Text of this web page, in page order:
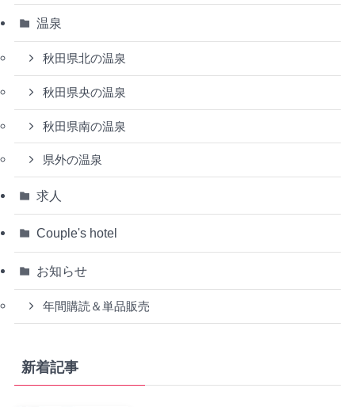
温泉
秋田県北の温泉
秋田県央の温泉
秋田県南の温泉
県外の温泉
求人
Couple's hotel
お知らせ
年間購読＆単品販売
新着記事